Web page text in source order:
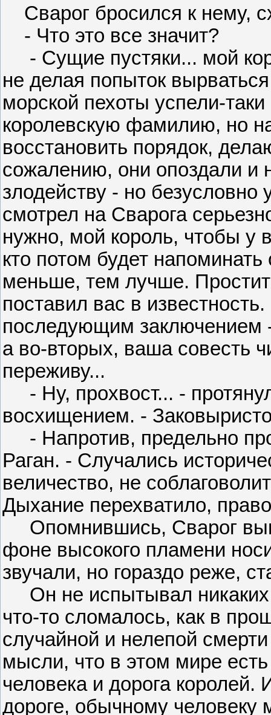
Сварог бросился к нему,
- Что это все значит?
- Сущие пустяки... мой
не делая попыток
морской пехоты успели-
королевскую фамилию, но
восстановить порядок,
сожалению, они опоздали и
злодейству - но
смотрел на Сварога
нужно, мой король, чтобы у
кто потом будет
меньше, тем лучше.
поставил вас в
последующим заключением
а во-вторых, ваша совесть
переживу...
- Ну, прохвост... -
восхищением. -
- Напротив, предельно
Раган. - Случались
величество, не
Дыхание перехватило,
Опомнившись, Сварог
фоне высокого пламени
звучали, но гораздо реже,
Он не испытывал никаких
что-то сломалось, как в
случайной и нелепой
мысли, что в этом мире
человека и дорога королей.
дороге, обычному человеку